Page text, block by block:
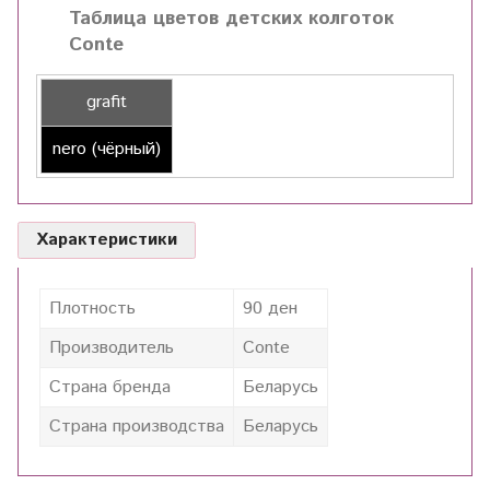
Таблица цветов детских колготок
Conte
grafit
nero (чёрный)
Характеристики
Плотность
90 ден
Производитель
Conte
Страна бренда
Беларусь
Страна производства
Беларусь